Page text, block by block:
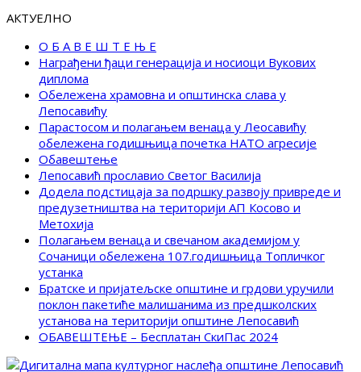
АКТУЕЛНО
О Б А В Е Ш Т Е Њ Е
Награђени ђаци генерација и носиоци Вукових
диплома
Обележена храмовна и општинска слава у
Лепосавићу
Парастосом и полагањем венаца у Леосавићу
обележена годишњица почетка НАТО агресије
Обавештење
Лепосавић прославио Светог Василија
Додела подстицаја за подршку развоју привреде и
предузетништва на територији АП Косово и
Метохија
Полагањем венаца и свечаном академијом у
Сочаници обележена 107.годишњица Топличког
устанка
Братске и пријатељске општине и грдови уручили
поклон пакетиће малишанима из предшколских
установа на територији општине Лепосавић
ОБАВЕШТЕЊЕ – Бесплатан СкиПас 2024